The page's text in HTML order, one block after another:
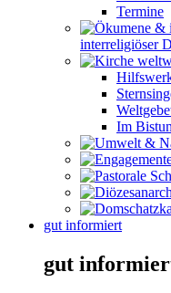
Termine
interreligiöser
Im
gut informiert
gut